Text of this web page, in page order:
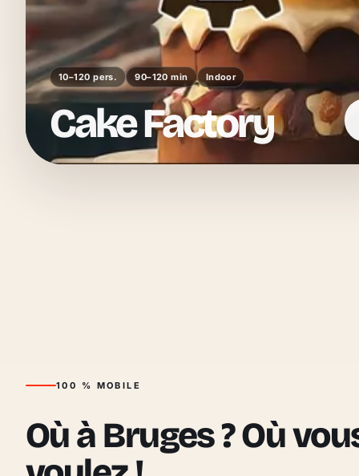
10–120 pers. 90–120 min Indoor
Cake Factory
100 % MOBILE
Où à Bruges ? Où